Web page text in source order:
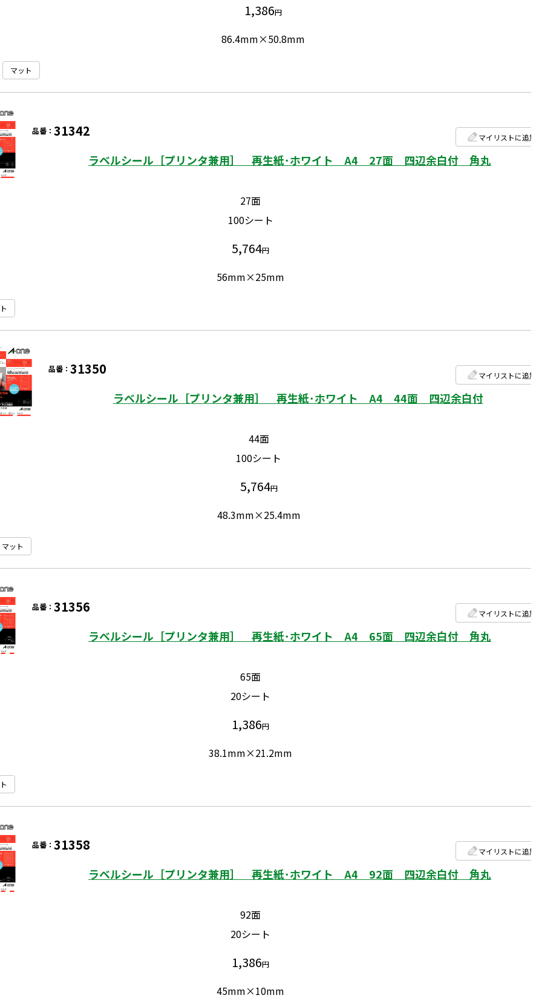
1,386円
86.4mm×50.8mm
マット
品番： 31342
ラベルシール［プリンタ兼用］ 再生紙･ホワイト A4 27面 四辺余白付 角丸
マイリストに追加
27面
100シート
5,764円
56mm×25mm
品番： 31350
ラベルシール［プリンタ兼用］ 再生紙･ホワイト A4 44面 四辺余白付
マイリストに追加
44面
100シート
5,764円
48.3mm×25.4mm
マット
品番： 31356
ラベルシール［プリンタ兼用］ 再生紙･ホワイト A4 65面 四辺余白付 角丸
マイリストに追加
65面
20シート
1,386円
38.1mm×21.2mm
品番： 31358
ラベルシール［プリンタ兼用］ 再生紙･ホワイト A4 92面 四辺余白付 角丸
マイリストに追加
92面
20シート
1,386円
45mm×10mm